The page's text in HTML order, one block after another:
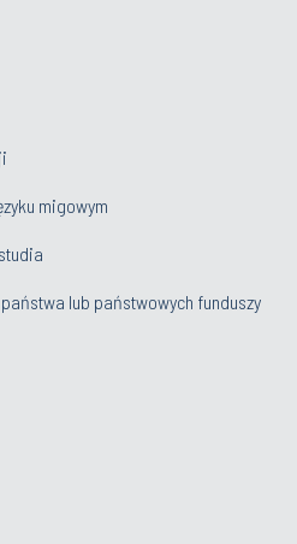
migowym
lub państwowych funduszy